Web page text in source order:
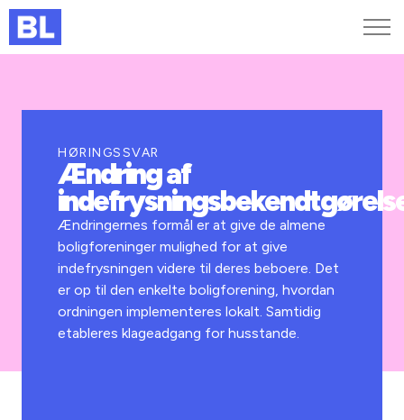
Kurser og arrangementer
Jobportalen
HØRINGSSVAR
Ændring af
Ændringernes formål er at give de almene
boligforeninger mulighed for at give
indefrysningen videre til deres beboere. Det
er op til den enkelte boligforening, hvordan
ordningen implementeres lokalt. Samtidig
etableres klageadgang for husstande.